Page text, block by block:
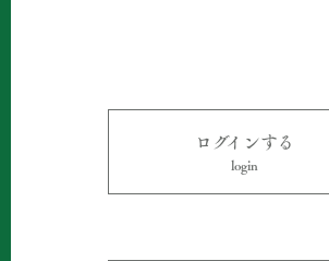
ログインする
login